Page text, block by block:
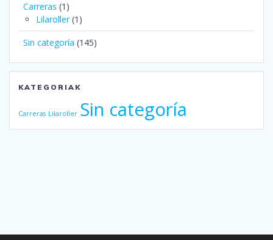
Carreras (1)
Lilaroller(1)
Sin categoría (145)
KATEGORIAK
Carreras Lilaroller Sin categoría